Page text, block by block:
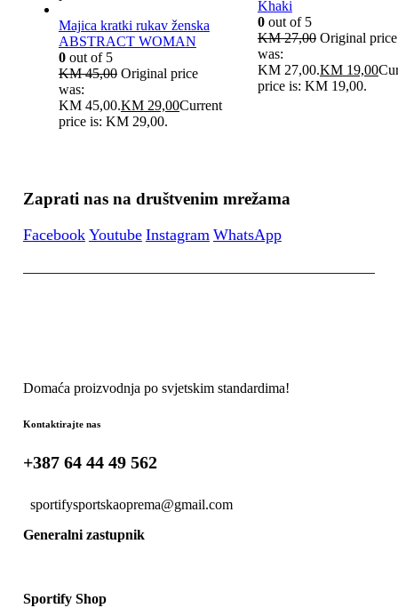
Majica kratki rukav ženska
ABSTRACT WOMAN
0out of 5
KM45,00 Original price
was:
KM 45,00.KM29,00Current
price is: KM 29,00.
Khaki
0out of 5
KM27,00 Original price
was:
KM 27,00.KM19,00
price is: KM 19,00.
Zaprati nas na društvenim mrežama
Facebook Youtube Instagram WhatsApp
Domaća proizvodnja po svjetskim standardima!
Kontaktirajte nas
+387 64 44 49 562
sportifysportskaoprema@gmail.com
Generalni zastupnik
Sportify Shop